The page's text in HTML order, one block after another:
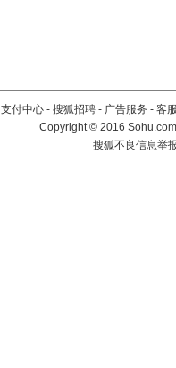
支付中心 - 搜狐招聘 - 广告服务 - 客
Copyright©2016
搜狐不良信息举